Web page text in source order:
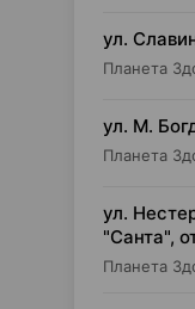
ул.
ул. М.
ул.
"Санта",